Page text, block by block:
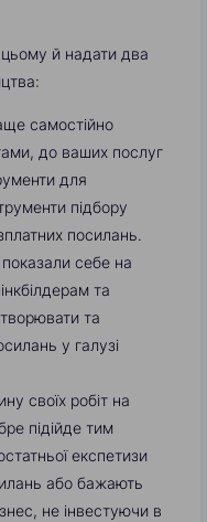
й надати два
самостійно
до ваших послуг
для
підбору
посилань.
показали себе на
та
та
у галузі
своїх робіт на
підійде тим
експетизи
або бажають
не інвестуючи в